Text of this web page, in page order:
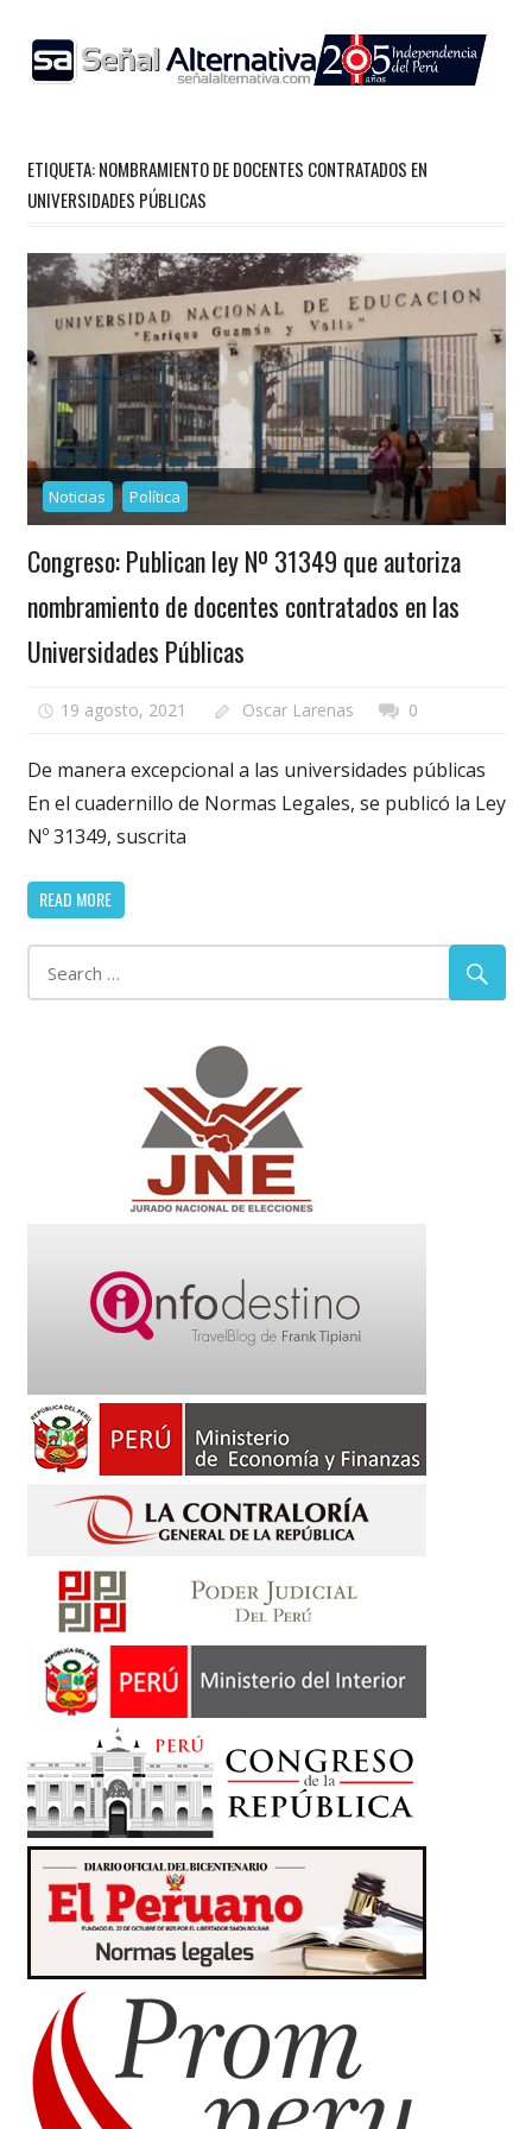
content
ETIQUETA:NOMBRAMIENTO DE DOCENTES CONTRATADOS EN
UNIVERSIDADES PÚBLICAS
Noticias Política
Congreso: Publican ley Nº 31349 que autoriza
nombramiento de docentes contratados en las
Universidades Públicas
19 agosto, 2021 Oscar Larenas 0
De manera excepcional a las universidades públicas
En el cuadernillo de Normas Legales, se publicó la Ley
Nº 31349, suscrita
READ MORE